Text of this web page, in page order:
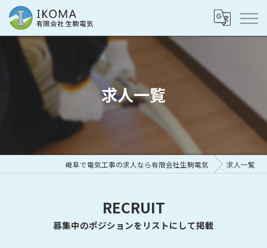
求人一覧
岐阜で電気工事の求人なら有限会社生駒電気 求人一覧
RECRUIT
募集中のポジションをリストにして掲載